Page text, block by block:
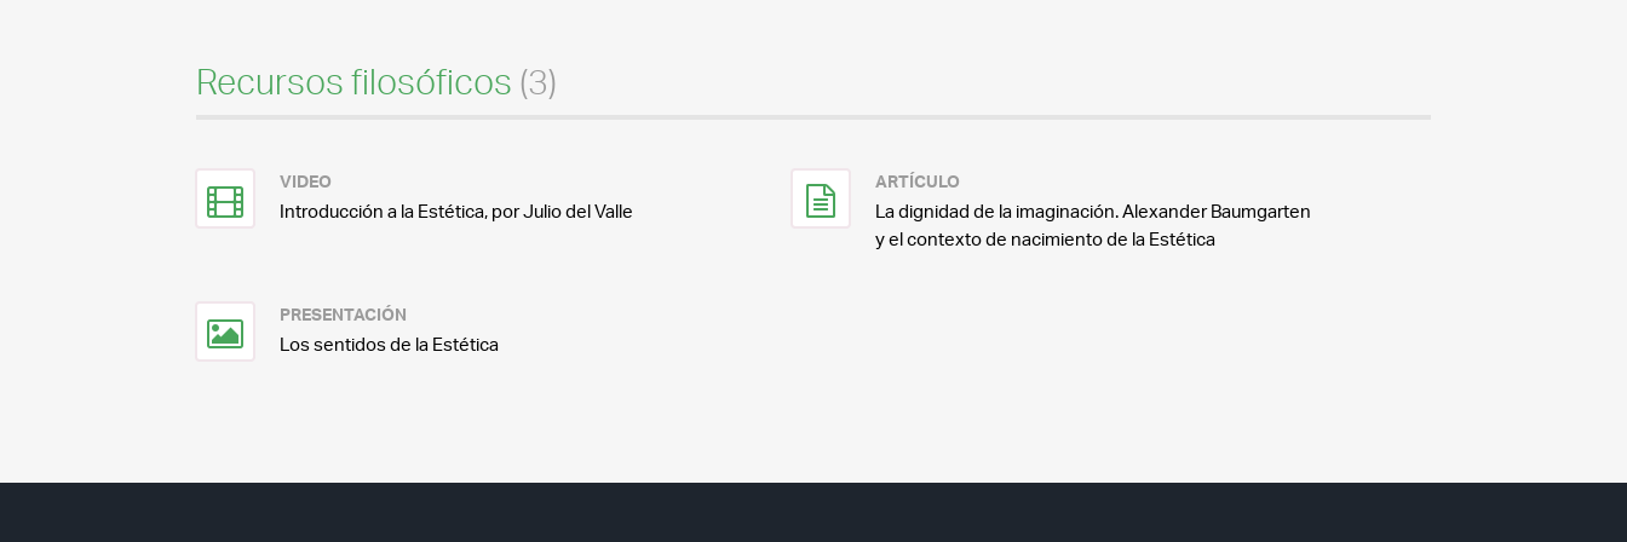
Recursos filosóficos (3)
VIDEO
Introducción a la Estética, por Julio del Valle
ARTÍCULO
La dignidad de la imaginación. Alexander Baumgarten
y el contexto de nacimiento de la Estética
PRESENTACIÓN
Los sentidos de la Estética